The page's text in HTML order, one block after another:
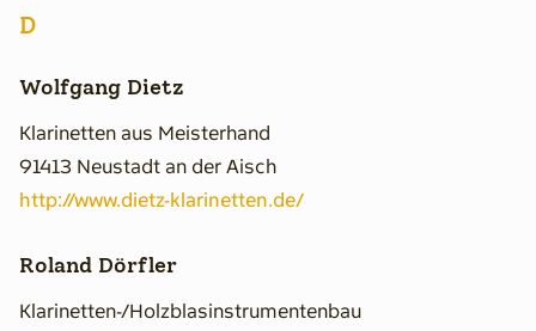
D
Wolfgang Dietz
Klarinetten aus Meisterhand
91413 Neustadt an der Aisch
http://www.dietz-klarinetten.de/
Roland Dörfler
Klarinetten-/Holzblasinstrumentenbau